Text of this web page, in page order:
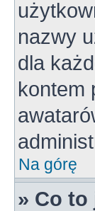
nazwy
dla
kontem
Na górę
» Co to